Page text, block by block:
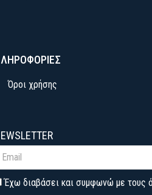
Όροι χρήσης
Έχω διαβάσει και συμφωνώ με τους